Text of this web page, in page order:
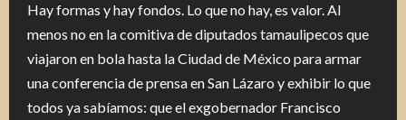
Hay formas y hay fondos. Lo que no hay, es valor. Al
menos no en la comitiva de diputados tamaulipecos que
viajaron en bola hasta la Ciudad de México para armar
una conferencia de prensa en San Lázaro y exhibir lo que
todos ya sabíamos: que el exgobernador Francisco